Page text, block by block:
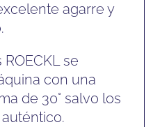
agarre y
se
con una
de 30° salvo los